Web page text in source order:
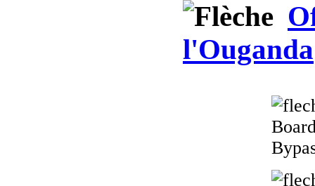
l'Ouganda